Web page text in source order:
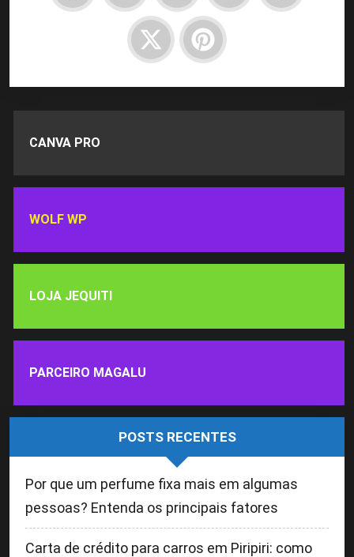
CANVA PRO
WOLF WP
LOJA JEQUITI
PARCEIRO MAGALU
POSTS RECENTES
Por que um perfume fixa mais em algumas
pessoas? Entenda os principais fatores
Carta de crédito para carros em Piripiri: como